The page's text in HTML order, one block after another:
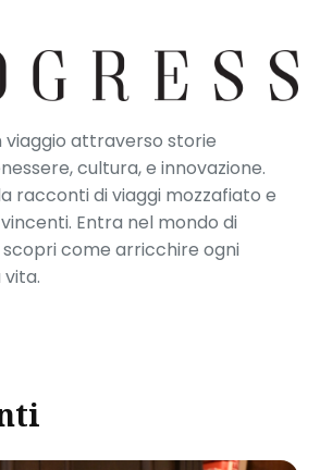
viaggio attraverso storie
cultura, e innovazione.
racconti di viaggi mozzafiato e
Entra nel mondo di
come arricchire ogni